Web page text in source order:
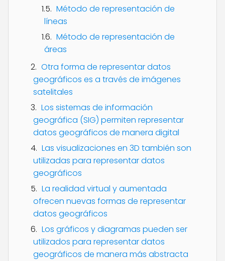
Método de representación de
líneas
Método de representación de
áreas
Otra forma de representar datos
geográficos es a través de imágenes
satelitales
Los sistemas de información
geográfica (SIG) permiten representar
datos geográficos de manera digital
Las visualizaciones en 3D también son
utilizadas para representar datos
geográficos
La realidad virtual y aumentada
ofrecen nuevas formas de representar
datos geográficos
Los gráficos y diagramas pueden ser
utilizados para representar datos
geográficos de manera más abstracta